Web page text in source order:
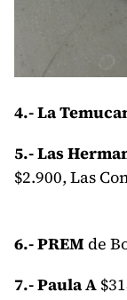
4.- La
5.- Las
$2.900, Las
6.- PREMde
7.- Paula A